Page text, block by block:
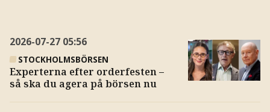
2026-07-27 05:56
STOCKHOLMSBÖRSEN
Experterna efter orderfesten –
så ska du agera på börsen nu